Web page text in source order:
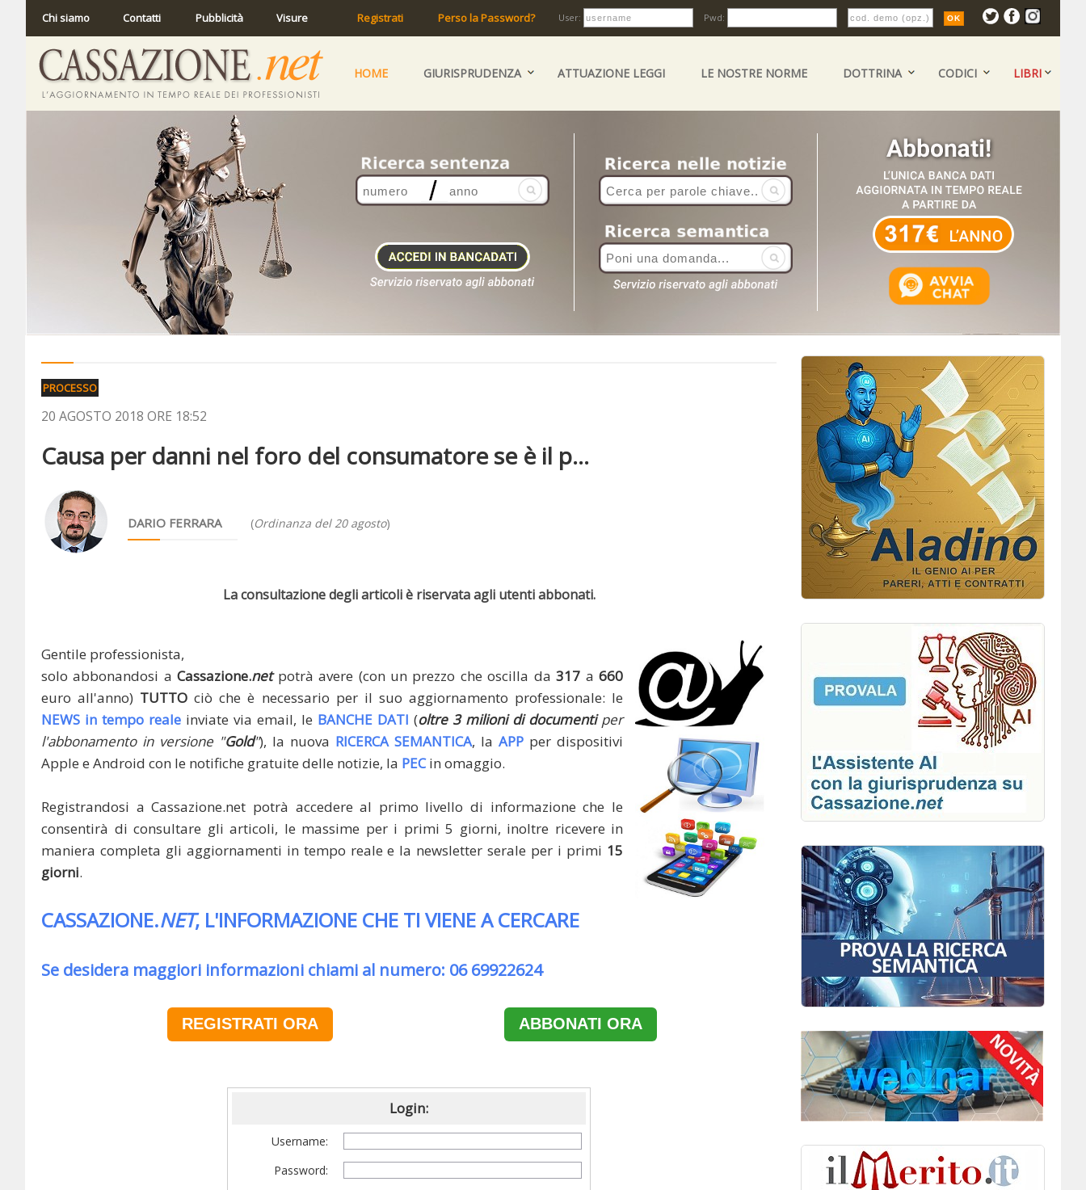
Chi siamo Contatti Pubblicità Visure Registrati Perso la Password? User: Pwd:
HOME GIURISPRUDENZA ATTUAZIONE LEGGI LE NOSTRE NORME DOTTRINA CODICI LIBRI
PROCESSO
20 AGOSTO 2018 ORE 18:52
Causa per danni nel foro del consumatore se è il p...
DARIO FERRARA (Ordinanza del 20 agosto)
La consultazione degli articoli è riservata agli utenti abbonati.
Gentile professionista,
solo abbonandosi aCassazione.netpotrà avere (con un prezzo che oscilla da317 a660
euro all'anno) TUTTO ciò che è necessario per il suo aggiornamento professionale: le
NEWS in tempo reale inviate via email, le BANCHE DATI (oltre 3 milioni di documentiper
l'abbonamento in versione "Gold"), la nuova RICERCA SEMANTICA, la APP per dispositivi
Apple e Android con le notifiche gratuite delle notizie, la PECin omaggio.
Registrandosi a Cassazione.net potrà accedere al primo livello di informazione che le
consentirà di consultare gli articoli, le massime per i primi 5 giorni, inoltre ricevere in
maniera completa gli aggiornamenti in tempo reale e la newsletter serale per i primi 15
giorni.
CASSAZIONE.NET, L'INFORMAZIONE CHE TI VIENE A CERCARE
Se desidera maggiori informazioni chiami al numero: 06 69922624
REGISTRATI ORA ABBONATI ORA
Login:
Username:
Password: